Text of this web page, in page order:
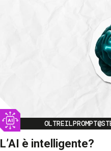
Image
L’AI è intelligente?